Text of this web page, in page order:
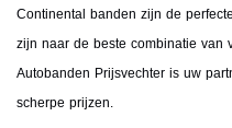
Continental banden zijn de
zijn naar de beste combinatie van
Autobanden Prijsvechter is uw
scherpe prijzen.